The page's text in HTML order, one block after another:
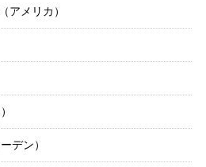
アメリカ）
デン）